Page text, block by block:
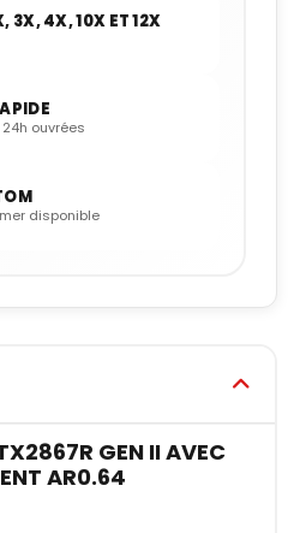
3X, 4X, 10X ET 12X
ouvrées
disponible
GEN II AVEC
AR0.64